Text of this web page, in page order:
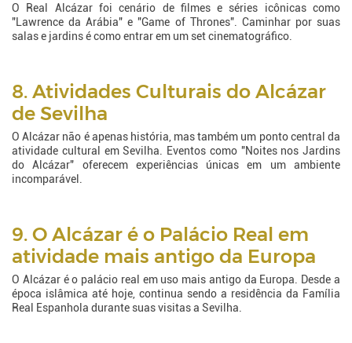
O Real Alcázar foi cenário de filmes e séries icônicas como
"Lawrence da Arábia" e "Game of Thrones". Caminhar por suas
salas e jardins é como entrar em um set cinematográfico.
8. Atividades Culturais do Alcázar
de Sevilha
O Alcázar não é apenas história, mas também um ponto central da
atividade cultural em Sevilha. Eventos como "Noites nos Jardins
do Alcázar" oferecem experiências únicas em um ambiente
incomparável.
9. O Alcázar é o Palácio Real em
atividade mais antigo da Europa
O Alcázar é o palácio real em uso mais antigo da Europa. Desde a
época islâmica até hoje, continua sendo a residência da Família
Real Espanhola durante suas visitas a Sevilha.